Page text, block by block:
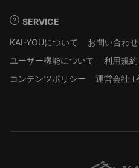
SERVICE
KAI-YOUについて
お問い合わせ
ユーザー機能について
利用規約
コンテンツポリシー
運営会社